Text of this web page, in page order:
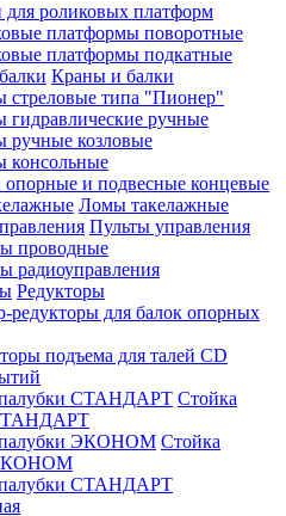
для роликовых платформ
платформы поворотные
платформы подкатные
Краны и балки
стреловые типа "Пионер"
гидравлические ручные
ручные козловые
консольные
опорные и подвесные концевые
Ломы такелажные
Пульты управления
проводные
радиоуправления
Редукторы
редукторы для балок опорных
подъема для талей CD
Стойка
Стойка